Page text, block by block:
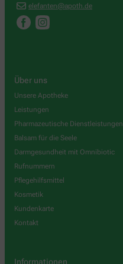
elefanten@apoth.de
Über uns
Unsere Apotheke
Leistungen
Pharmazeutische Dienstleistungen
Balsam für die Seele
Darmgesundheit mit Omnibiotic
Rufnummern
Pflegehilfsmittel
Kosmetik
Kundenkarte
Kontakt
Informationen